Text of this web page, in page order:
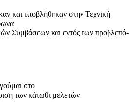
και υποβλήθηκαν στην Τεχνική
Συμβάσεων και εντός των προ­βλε­πό­
στο
των κάτωθι μελετών